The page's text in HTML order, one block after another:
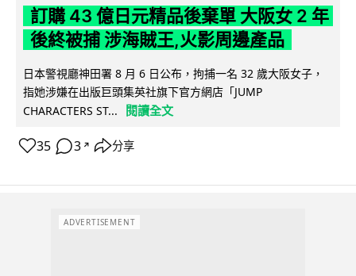
訂購 43 億日元精品後棄單 大阪女 2 年
後終被捕 涉海賊王,火影周邊產品
日本警視廳神田署 8 月 6 日公布，拘捕一名 32 歲大阪女子，
指她涉嫌在出版巨頭集英社旗下官方網店「JUMP
CHARACTERS ST...
閱讀全文
35 3 ↗ 分享
ADVERTISEMENT